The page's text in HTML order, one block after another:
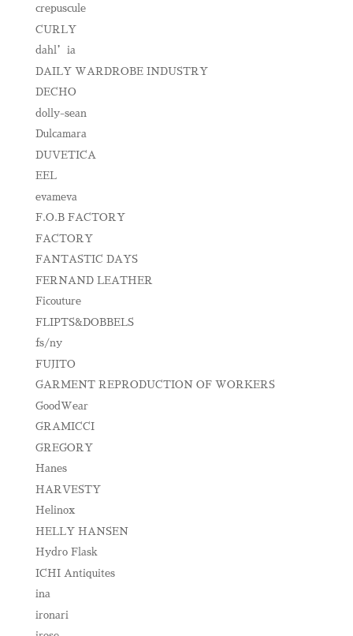
crepuscule
CURLY
dahl’ia
DAILY WARDROBE INDUSTRY
DECHO
dolly-sean
Dulcamara
DUVETICA
EEL
evameva
F.O.B FACTORY
FACTORY
FANTASTIC DAYS
FERNAND LEATHER
Ficouture
FLIPTS&DOBBELS
fs/ny
FUJITO
GARMENT REPRODUCTION OF WORKERS
GoodWear
GRAMICCI
GREGORY
Hanes
HARVESTY
Helinox
HELLY HANSEN
Hydro Flask
ICHI Antiquites
ina
ironari